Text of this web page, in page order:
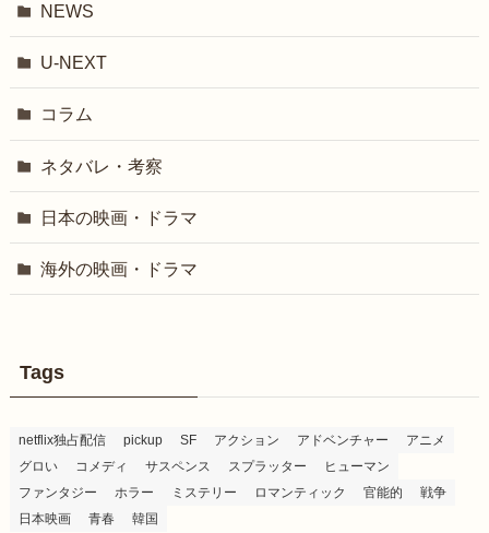
NEWS
U-NEXT
コラム
ネタバレ・考察
日本の映画・ドラマ
海外の映画・ドラマ
Tags
netflix独占配信 pickup SF アクション アドベンチャー
アニメ
グロい
コメディ サスペンス スプラッター
ヒューマン
ファンタジー
ホラー ミステリー ロマンティック 官能的
戦争
日本映画
青春 韓国